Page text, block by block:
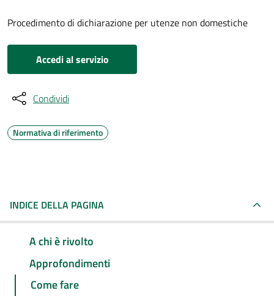
Procedimento di dichiarazione per utenze non domestiche
Accedi al servizio
Condividi
Normativa di riferimento
INDICE DELLA PAGINA
A chi è rivolto
Approfondimenti
Come fare